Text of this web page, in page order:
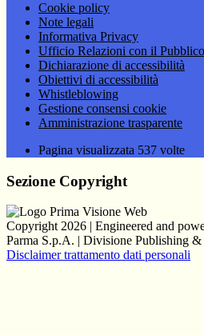
Cookie policy
Note legali
Informativa Privacy
Ufficio Relazioni con il Pubblico
Dichiarazione di accessibilità
Obiettivi di accessibilità
Whistleblowing
Gestione consensi cookie
Amministrazione trasparente
Pagina visualizzata 537 volte
Sezione Copyright
Copyright 2026 | Engineered and
Parma S.p.A. | Divisione Publishing
Disclaimer trattamento dati personali